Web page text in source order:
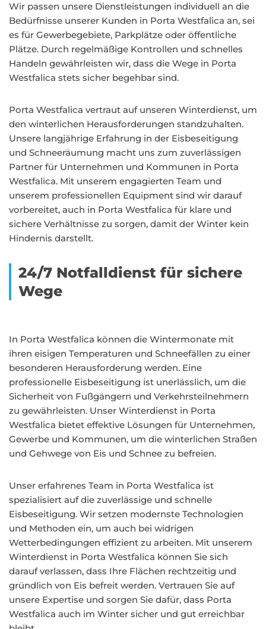
Wir passen unsere Dienstleistungen individuell an die
Bedürfnisse unserer Kunden in Porta Westfalica an, sei
es für Gewerbegebiete, Parkplätze oder öffentliche
Plätze. Durch regelmäßige Kontrollen und schnelles
Handeln gewährleisten wir, dass die Wege in Porta
Westfalica stets sicher begehbar sind.
Porta Westfalica vertraut auf unseren Winterdienst, um
den winterlichen Herausforderungen standzuhalten.
Unsere langjährige Erfahrung in der Eisbeseitigung
und Schneeräumung macht uns zum zuverlässigen
Partner für Unternehmen und Kommunen in Porta
Westfalica. Mit unserem engagierten Team und
unserem professionellen Equipment sind wir darauf
vorbereitet, auch in Porta Westfalica für klare und
sichere Verhältnisse zu sorgen, damit der Winter kein
Hindernis darstellt.
24/7 Notfalldienst für sichere
Wege
In Porta Westfalica können die Wintermonate mit
ihren eisigen Temperaturen und Schneefällen zu einer
besonderen Herausforderung werden. Eine
professionelle Eisbeseitigung ist unerlässlich, um die
Sicherheit von Fußgängern und Verkehrsteilnehmern
zu gewährleisten. Unser Winterdienst in Porta
Westfalica bietet effektive Lösungen für Unternehmen,
Gewerbe und Kommunen, um die winterlichen Straßen
und Gehwege von Eis und Schnee zu befreien.
Unser erfahrenes Team in Porta Westfalica ist
spezialisiert auf die zuverlässige und schnelle
Eisbeseitigung. Wir setzen modernste Technologien
und Methoden ein, um auch bei widrigen
Wetterbedingungen effizient zu arbeiten. Mit unserem
Winterdienst in Porta Westfalica können Sie sich
darauf verlassen, dass Ihre Flächen rechtzeitig und
gründlich von Eis befreit werden. Vertrauen Sie auf
unsere Expertise und sorgen Sie dafür, dass Porta
Westfalica auch im Winter sicher und gut erreichbar